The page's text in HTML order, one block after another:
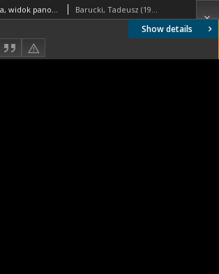
Show details
Stadion im. S. M. Kirova, widok panoramiczny ze schodów stadionu na Zatokę Fińską, Sankt Petersburg, Rosja Barucki, Tadeusz (1922- ). Fotograf